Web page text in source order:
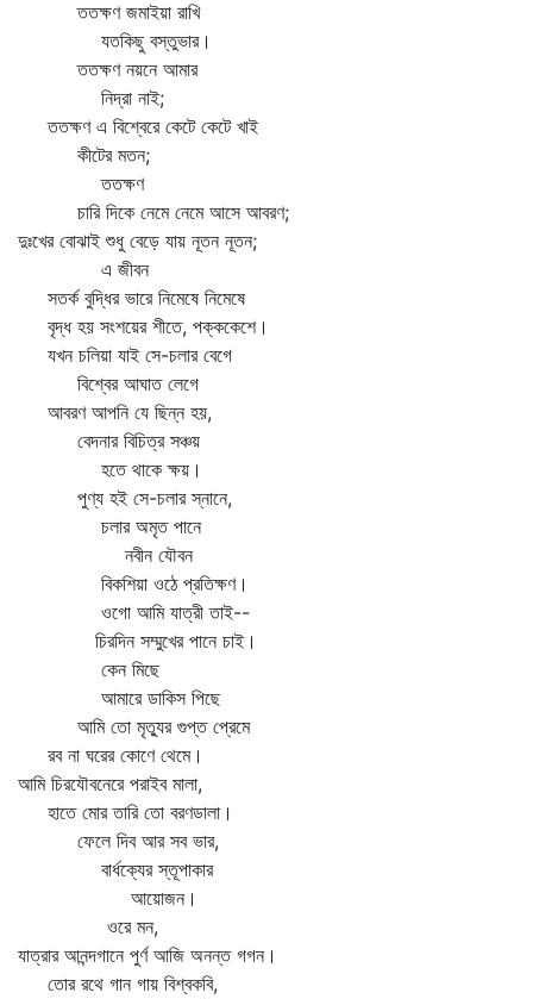
ততক্ষণ জমাইয়া রাখি
যতকিছু বস্তুভার।
ততক্ষণ নয়নে আমার
নিদ্রা নাই;
ততক্ষণ এ বিশ্বেরে কেটে কেটে খাই
কীটের মতন;
ততক্ষণ
চারি দিকে নেমে নেমে আসে আবরণ;
দুঃখের বোঝাই শুধু বেড়ে যায় নূতন নূতন;
এ জীবন
সতর্ক বুদ্ধির ভারে নিমেষে নিমেষে
বৃদ্ধ হয় সংশয়ের শীতে, পক্ককেশে।
যখন চলিয়া যাই সে-চলার বেগে
বিশ্বের আঘাত লেগে
আবরণ আপনি যে ছিন্ন হয়,
বেদনার বিচিত্র সঞ্চয়
হতে থাকে ক্ষয়।
পুণ্য হই সে-চলার স্নানে,
চলার অমৃত পানে
নবীন যৌবন
বিকশিয়া ওঠে প্রতিক্ষণ।
ওগো আমি যাত্রী তাই--
চিরদিন সম্মুখের পানে চাই।
কেন মিছে
আমারে ডাকিস পিছে
আমি তো মৃত্যুর গুপ্ত প্রেমে
রব না ঘরের কোণে থেমে।
আমি চিরযৌবনেরে পরাইব মালা,
হাতে মোর তারি তো বরণডালা।
ফেলে দিব আর সব ভার,
বার্ধক্যের স্তূপাকার
আয়োজন।
ওরে মন,
যাত্রার আনন্দগানে পুর্ণ আজি অনন্ত গগন।
তোর রথে গান গায় বিশ্বকবি,